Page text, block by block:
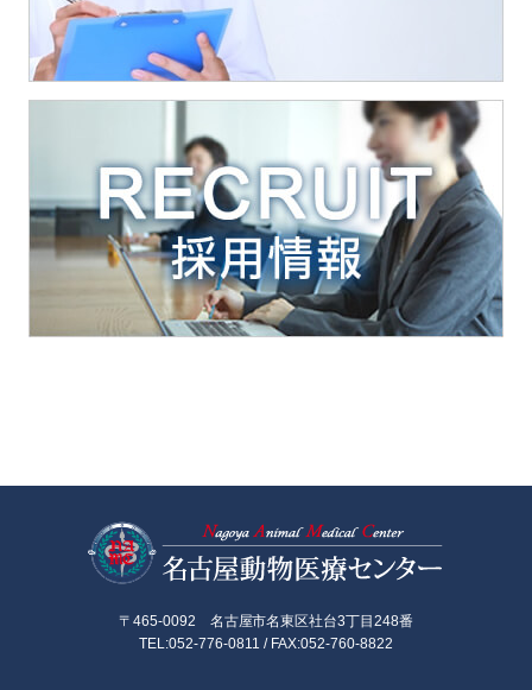
〒465-0092 名古屋市名東区社台3丁目248番
TEL:052-776-0811 / FAX:052-760-8822